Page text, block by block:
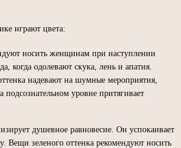
играют цвета:
носить женщинам при наступлении
когда одолевают скука, лень и апатия.
надевают на шумные мероприятия,
подсознательном уровне притягивает
душевное равновесие. Он успокаивает
Вещи зеленого оттенка рекомендуют носить